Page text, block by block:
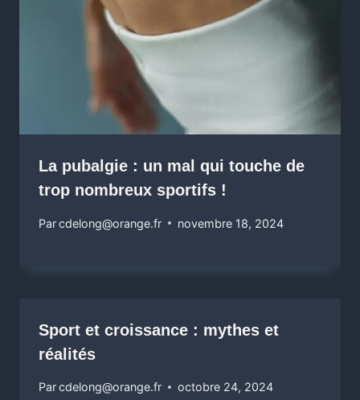
La pubalgie : un mal qui touche de
trop nombreux sportifs !
Parcdelong@orange.fr novembre 18, 2024
Sport et croissance : mythes et
réalités
Parcdelong@orange.fr octobre 24, 2024